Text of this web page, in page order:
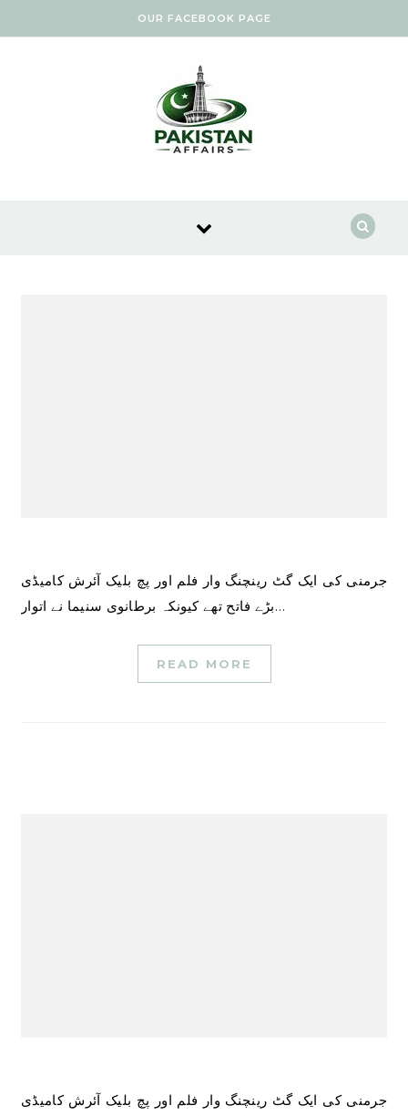
OUR FACEBOOK PAGE
جرمنی کی ایک گٹ رینچنگ وار فلم اور پچ بلیک آئرش کامیڈی
بڑے فاتح تھے کیونکہ برطانوی سنیما نے اتوار…
READ MORE
جرمنی کی ایک گٹ رینچنگ وار فلم اور پچ بلیک آئرش کامیڈی